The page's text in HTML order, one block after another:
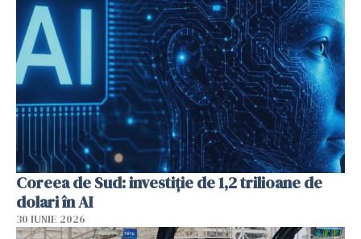
Coreea de Sud: investiție de 1,2 trilioane de
dolari în AI
30 IUNIE 2026